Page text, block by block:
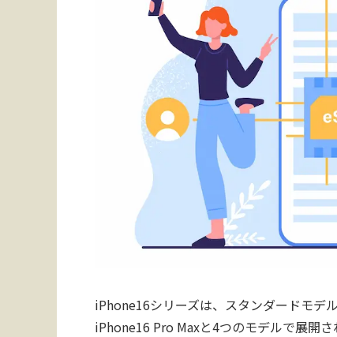
iPhone16シリーズは、スタンダードモデ
iPhone16 Pro Maxと4つのモデルで展開さ